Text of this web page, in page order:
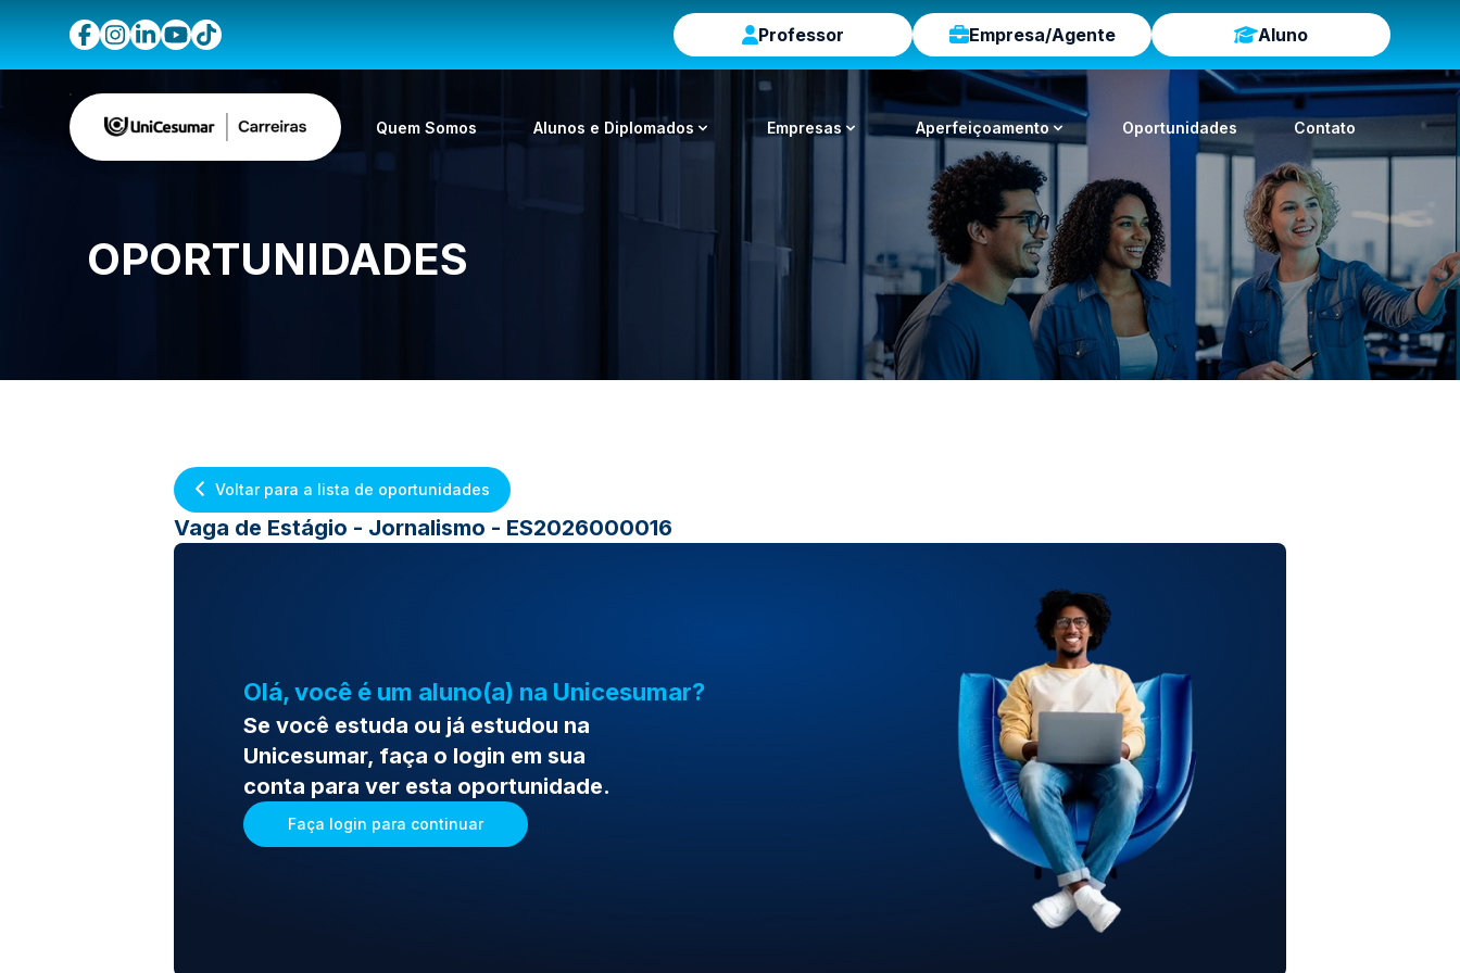
Professor Empresa/Agente Aluno
Quem Somos Alunos e Diplomados Empresas Aperfeiçoamento Oportunidades Contato
OPORTUNIDADES
Voltar para a lista de oportunidades
Vaga de Estágio - Jornalismo - ES2026000016
Olá, você é um aluno(a) na Unicesumar?
Se você estuda ou já estudou na
Unicesumar, faça o login em sua
conta para ver esta oportunidade.
Faça login para continuar